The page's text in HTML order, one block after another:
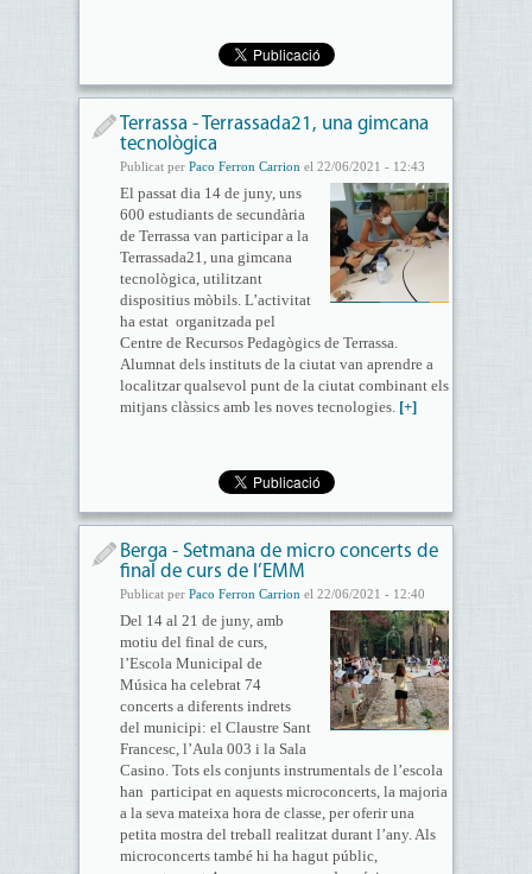
Terrassa - Terrassada21, una gimcana
tecnològica
Publicat per Paco Ferron Carrion el 22/06/2021 - 12:43
El passat dia 14 de juny, uns
600 estudiants de secundària
de Terrassa van participar a la
Terrassada21, una gimcana
tecnològica, utilitzant
dispositius mòbils. L’activitat
ha estat organitzada pel
Centre de Recursos Pedagògics de Terrassa.
Alumnat dels instituts de la ciutat van aprendre a
localitzar qualsevol punt de la ciutat combinant els
mitjans clàssics amb les noves tecnologies. [+]
Berga - Setmana de micro concerts de
final de curs de l’EMM
Publicat per Paco Ferron Carrion el 22/06/2021 - 12:40
Del 14 al 21 de juny, amb
motiu del final de curs,
l’Escola Municipal de
Música ha celebrat 74
concerts a diferents indrets
del municipi: el Claustre Sant
Francesc, l’Aula 003 i la Sala
Casino. Tots els conjunts instrumentals de l’escola
han participat en aquests microconcerts, la majoria
a la seva mateixa hora de classe, per oferir una
petita mostra del treball realitzat durant l’any. Als
microconcerts també hi ha hagut públic,